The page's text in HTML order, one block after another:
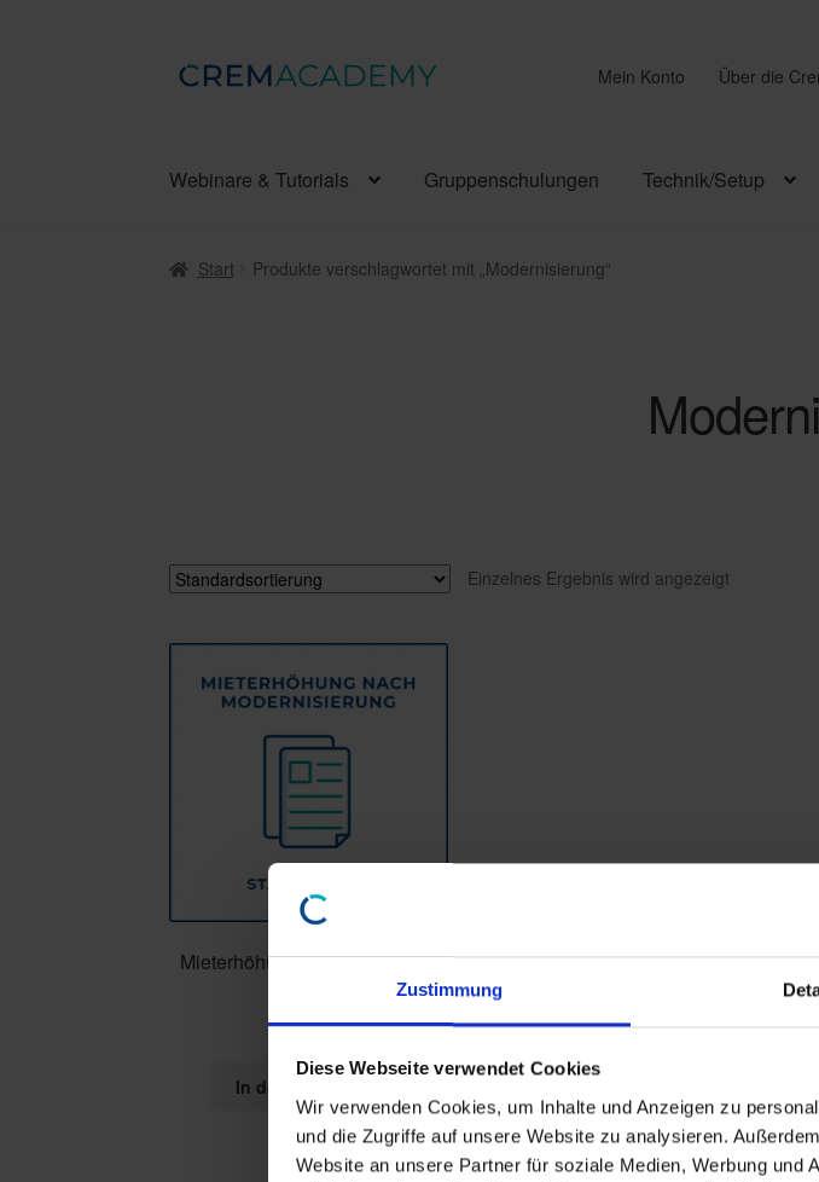
Zustimmung
Diese Webseite verwendet Cookies
Wir verwenden Cookies, um Inhalte und Anzeigen zu
und die Zugriffe auf unsere Website zu analysieren.
Website an unsere Partner für soziale Medien, Werbung und
Zur
Navigation
Zum
Inhalt
Mein Konto Über die
Webinare & Tutorials Gruppenschulungen Technik/Setup
Start Produkte verschlagwortet mit „Modernisierung“
Einzelnes Ergebnis wird angezeigt
Mieterhöhung Modernisierung
In den Warenkorb